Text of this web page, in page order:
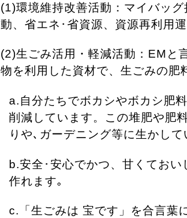
(1)環境維持改善活動：マイバッ
動、省エネ･省資源、資源再利用
(2)生ごみ活用・軽減活動：EMと
物を利用した資材で、生ごみの肥
a.自分たちでボカシやボカシ肥
削減しています。この堆肥や肥
りや､ガーデニング等に生かして
b.安全･安心でかつ、甘くておい
作れます｡
c.「生ごみは 宝です」を合言葉